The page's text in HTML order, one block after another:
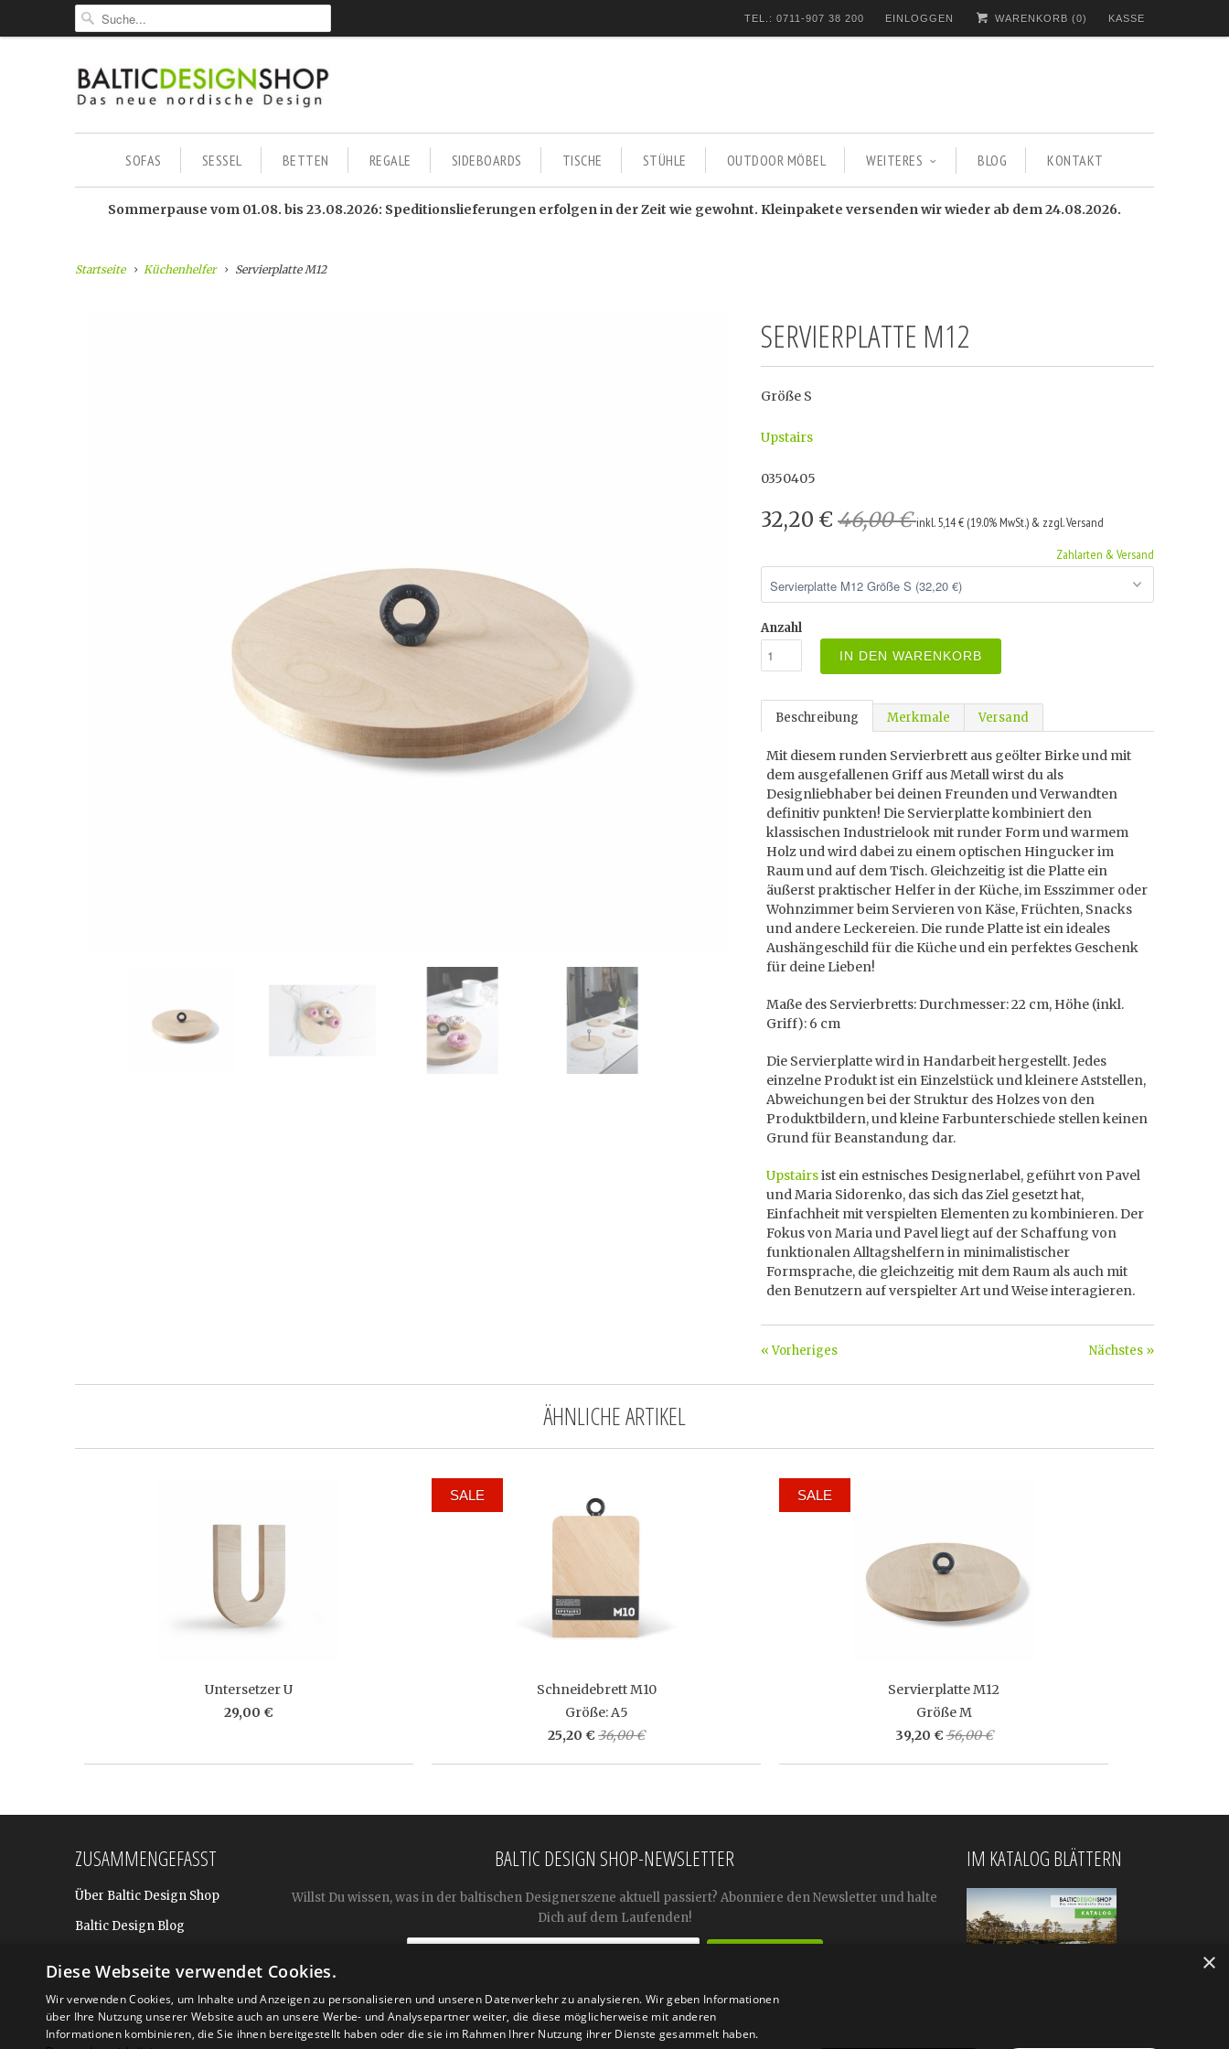
TEL.: 0711-907 38 200 EINLOGGEN WARENKORB (0) KASSE
SOFAS SESSEL BETTEN REGALE SIDEBOARDS TISCHE STÜHLE OUTDOOR MÖBEL WEITERES BLOG KONTAKT
Sommerpause vom 01.08. bis 23.08.2026: Speditionslieferungen erfolgen in der Zeit wie gewohnt. Kleinpakete versenden wir wieder ab dem 24.08.2026.
Startseite Küchenhelfer Servierplatte M12
SERVIERPLATTE M12
Größe S
Upstairs
0350405
32,20 € 46,00 €inkl. 5,14 € (19.0% MwSt.) & zzgl. Versand
Zahlarten & Versand
Anzahl
IN DEN WARENKORB
Beschreibung Merkmale Versand
Mit diesem runden Servierbrett aus geölter Birke und mit
dem ausgefallenen Griff aus Metall wirst du als
Designliebhaber bei deinen Freunden und Verwandten
definitiv punkten! Die Servierplatte kombiniert den
klassischen Industrielook mit runder Form und warmem
Holz und wird dabei zu einem optischen Hingucker im
Raum und auf dem Tisch. Gleichzeitig ist die Platte ein
äußerst praktischer Helfer in der Küche, im Esszimmer oder
Wohnzimmer beim Servieren von Käse, Früchten, Snacks
und andere Leckereien. Die runde Platte ist ein ideales
Aushängeschild für die Küche und ein perfektes Geschenk
für deine Lieben!
Maße des Servierbretts: Durchmesser: 22 cm, Höhe (inkl.
Griff): 6 cm
Die Servierplatte wird in Handarbeit hergestellt. Jedes
einzelne Produkt ist ein Einzelstück und kleinere Aststellen,
Abweichungen bei der Struktur des Holzes von den
Produktbildern, und kleine Farbunterschiede stellen keinen
Grund für Beanstandung dar.
Upstairsist ein estnisches Designerlabel, geführt von Pavel
und Maria Sidorenko, das sich das Ziel gesetzt hat,
Einfachheit mit verspielten Elementen zu kombinieren. Der
Fokus von Maria und Pavel liegt auf der Schaffung von
funktionalen Alltagshelfern in minimalistischer
Formsprache, die gleichzeitig mit dem Raum als auch mit
den Benutzern auf verspielter Art und Weise interagieren.
Nächstes »
« Vorheriges
ÄHNLICHE ARTIKEL
Untersetzer U
29,00 €
Schneidebrett M10
Größe: A5
25,20 € 36,00 €
SALE
Servierplatte M12
Größe M
39,20 €56,00 €
SALE
ZUSAMMENGEFASST
Über Baltic Design Shop
Baltic Design Blog
Für BtoB: Design Geschenke
Shop
BALTIC DESIGN SHOP-NEWSLETTER
Willst Du wissen, was in der baltischen Designerszene aktuell passiert? Abonniere den Newsletter und halte
Dich auf dem Laufenden!

IM KATALOG BLÄTTERN
×
Diese Webseite verwendet Cookies.
Wir verwenden Cookies, um Inhalte und Anzeigen zu personalisieren und unseren Datenverkehr zu analysieren. Wir geben Informationen
über Ihre Nutzung unserer Website auch an unsere Werbe- und Analysepartner weiter, die diese möglicherweise mit anderen
Informationen kombinieren, die Sie ihnen bereitgestellt haben oder die sie im Rahmen Ihrer Nutzung ihrer Dienste gesammelt haben.